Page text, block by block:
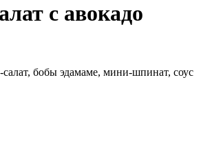
с авокадо
салат, бобы эдамаме, мини-шпинат, соус